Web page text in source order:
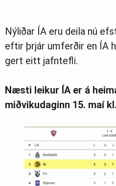
Nýliðar ÍA eru deila nú
eftir þrjár umferðir en ÍA
gert eitt jafntefli.
Næsti leikur ÍA er á
miðvikudaginn 15. maí